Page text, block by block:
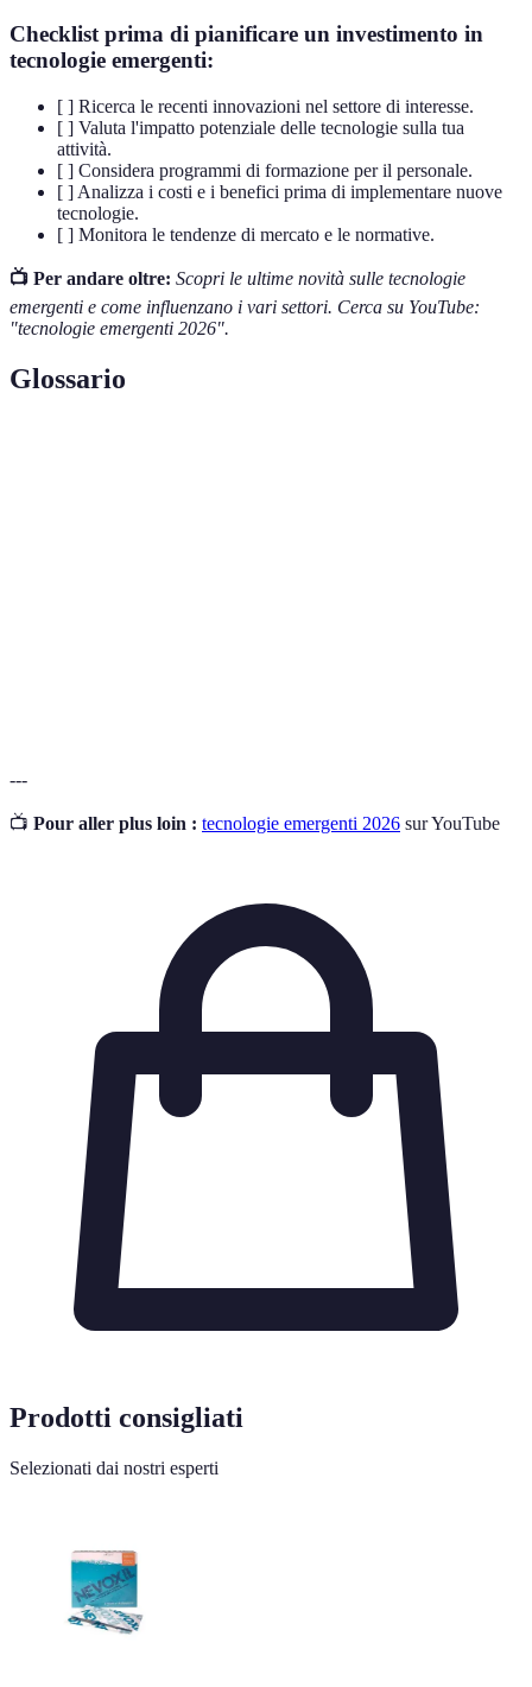
Checklist prima di pianificare un investimento in
tecnologie emergenti:
[ ] Ricerca le recenti innovazioni nel settore di interesse.
[ ] Valuta l'impatto potenziale delle tecnologie sulla tua
attività.
[ ] Considera programmi di formazione per il personale.
[ ] Analizza i costi e i benefici prima di implementare nuove
tecnologie.
[ ] Monitora le tendenze di mercato e le normative.
📺 Per andare oltre: Scopri le ultime novità sulle tecnologie
emergenti e come influenzano i vari settori. Cerca su YouTube:
"tecnologie emergenti 2026".
Glossario
---
📺 Pour aller plus loin : tecnologie emergenti 2026 sur YouTube
Prodotti consigliati
Selezionati dai nostri esperti